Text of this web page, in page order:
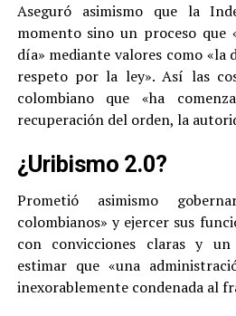
Aseguró asimismo que la
momento sino un proceso que
día» mediante valores como «la
respeto por la ley». Así las
colombiano que «ha
recuperación del orden, la
¿Uribismo 2.0?
Prometió asimismo
colombianos» y ejercer sus
con convicciones claras y
estimar que «una
inexorablemente condenada al